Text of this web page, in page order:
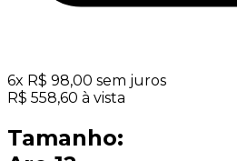
6x R$ 98,00 sem juros
R$ 558,60 à vista
Tamanho: